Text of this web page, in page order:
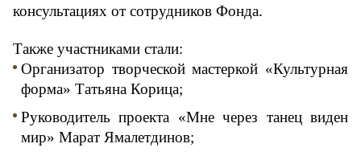
консультациях от сотрудников Фонда.
Также участниками стали:
Организатор творческой мастеркой «Культурная
форма» Татьяна Корица;
Руководитель проекта «Мне через танец виден
мир» Марат Ямалетдинов;